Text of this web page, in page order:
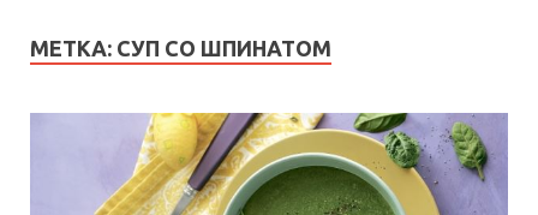
МЕТКА: СУП СО ШПИНАТОМ